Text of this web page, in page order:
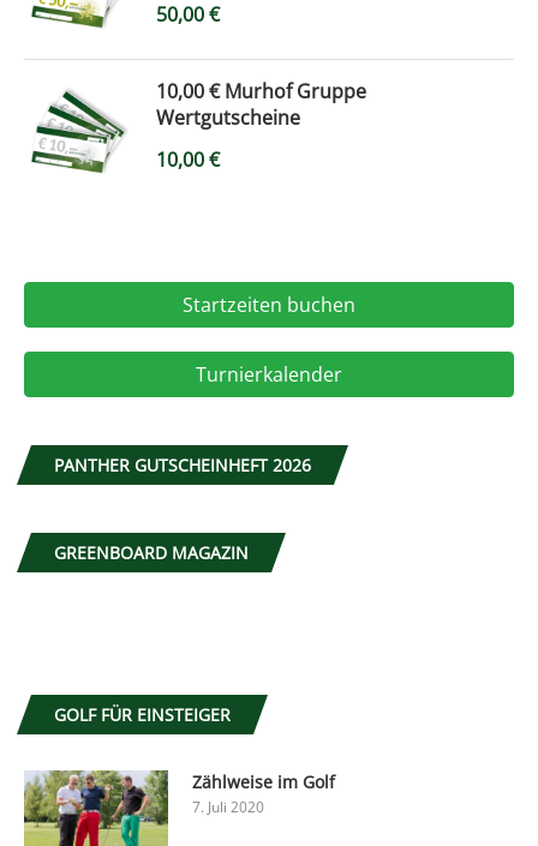
50,00€
10,00 € Murhof Gruppe
Wertgutscheine
10,00€
Startzeiten buchen
Turnierkalender
PANTHER GUTSCHEINHEFT 2026
GREENBOARD MAGAZIN
GOLF FÜR EINSTEIGER
Zählweise im Golf
7. Juli 2020